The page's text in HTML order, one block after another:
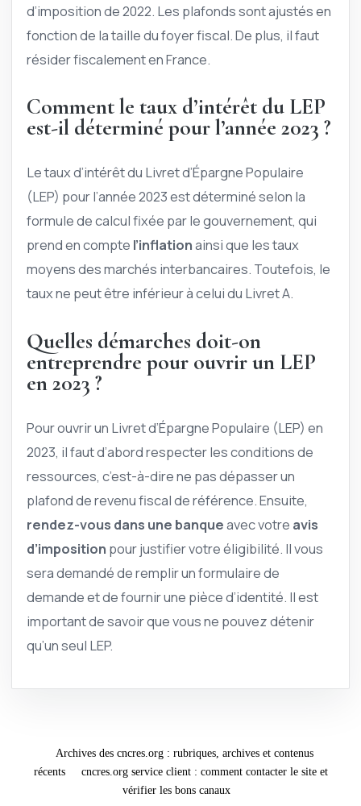
d’imposition de 2022. Les plafonds sont ajustés en
fonction de la taille du foyer fiscal. De plus, il faut
résider fiscalement en France.
Comment le taux d’intérêt du LEP
est-il déterminé pour l’année 2023 ?
Le taux d’intérêt du Livret d’Épargne Populaire
(LEP) pour l’année 2023 est déterminé selon la
formule de calcul fixée par le gouvernement, qui
prend en compte l’inflationainsi que les taux
moyens des marchés interbancaires. Toutefois, le
taux ne peut être inférieur à celui du Livret A.
Quelles démarches doit-on
entreprendre pour ouvrir un LEP
en 2023 ?
Pour ouvrir un Livret d’Épargne Populaire (LEP) en
2023, il faut d’abord respecter les conditions de
ressources, c’est-à-dire ne pas dépasser un
plafond de revenu fiscal de référence. Ensuite,
rendez-vous dans une banqueavec votre avis
d’imposition pour justifier votre éligibilité. Il vous
sera demandé de remplir un formulaire de
demande et de fournir une pièce d’identité. Il est
important de savoir que vous ne pouvez détenir
qu’un seul LEP.
Archives des cncres.org : rubriques, archives et contenus
récents
cncres.org service client : comment contacter le site et
vérifier les bons canaux